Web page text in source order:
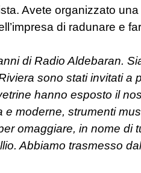
Avete organizzato
di radunare e
di Radio Aldebaran.
sono stati invitati a
hanno esposto il
e moderne, strumenti
omaggiare, in nome di
Abbiamo trasmesso